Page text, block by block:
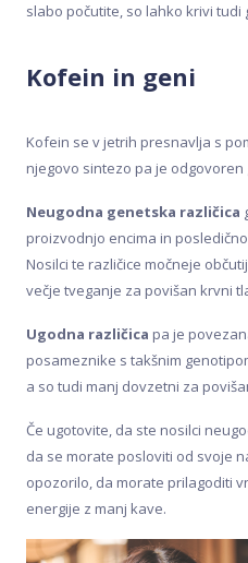
slabo počutite, so lahko krivi tudi
Kofein in geni
Kofein se v jetrih presnavlja s
njegovo sintezo pa je odgovoren
Neugodna genetska različica
proizvodnjo encima in
Nosilci te različice močneje
večje tveganje za povišan krvni
Ugodna različica pa je
posameznike s takšnim
a so tudi manj dovzetni za
Če ugotovite, da ste nosilci
da se morate posloviti od svoje
opozorilo, da morate prilagoditi
energije z manj kave.